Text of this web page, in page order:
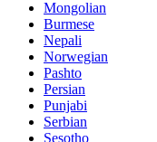
Mongolian
Burmese
Nepali
Norwegian
Pashto
Persian
Punjabi
Serbian
Sesotho